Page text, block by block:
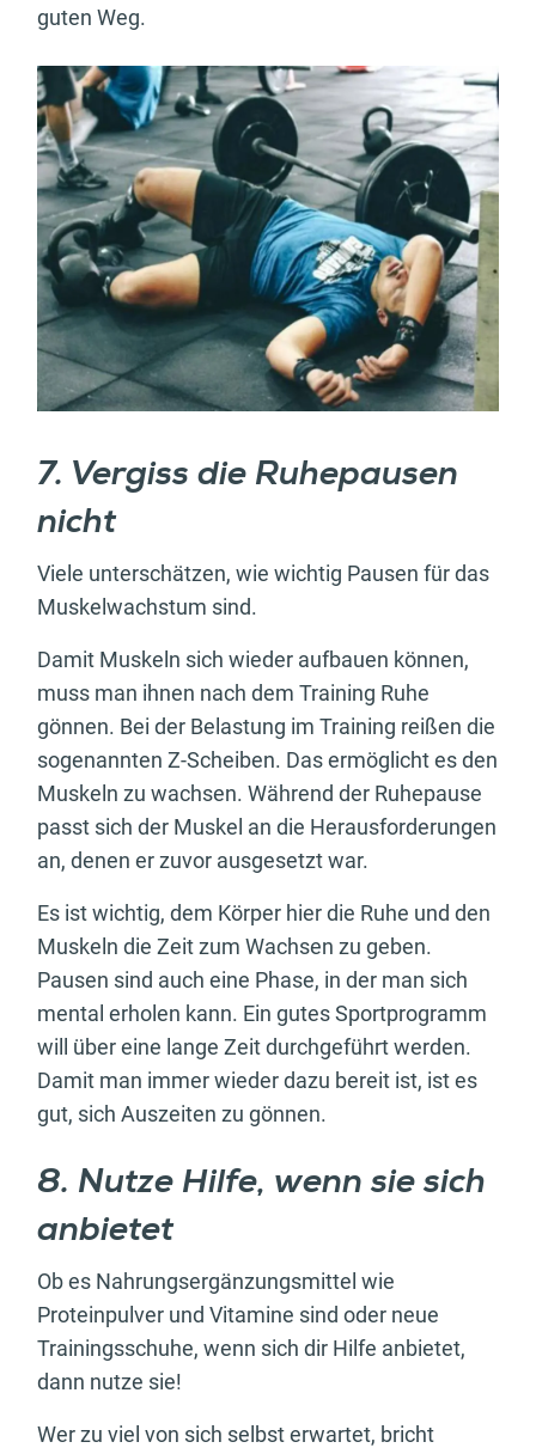
guten Weg.
7. Vergiss die Ruhepausen
nicht
Viele unterschätzen, wie wichtig Pausen für das
Muskelwachstum sind.
Damit Muskeln sich wieder aufbauen können,
muss man ihnen nach dem Training Ruhe
gönnen. Bei der Belastung im Training reißen die
sogenannten Z-Scheiben. Das ermöglicht es den
Muskeln zu wachsen. Während der Ruhepause
passt sich der Muskel an die Herausforderungen
an, denen er zuvor ausgesetzt war.
Es ist wichtig, dem Körper hier die Ruhe und den
Muskeln die Zeit zum Wachsen zu geben.
Pausen sind auch eine Phase, in der man sich
mental erholen kann. Ein gutes Sportprogramm
will über eine lange Zeit durchgeführt werden.
Damit man immer wieder dazu bereit ist, ist es
gut, sich Auszeiten zu gönnen.
8. Nutze Hilfe, wenn sie sich
anbietet
Ob es Nahrungsergänzungsmittel wie
Proteinpulver und Vitamine sind oder neue
Trainingsschuhe, wenn sich dir Hilfe anbietet,
dann nutze sie!
Wer zu viel von sich selbst erwartet, bricht